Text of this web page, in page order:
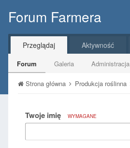
Forum Farmera
Przeglądaj
Forum Galeria Administracja
Aktywność
Strona główna Produkcja roślinna
Twoje imię WYMAGANE